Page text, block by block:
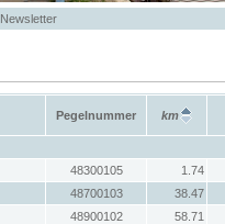
Newsletter
Pegelnummer km
48300105
1.74
48700103
38.47
48900102
58.71